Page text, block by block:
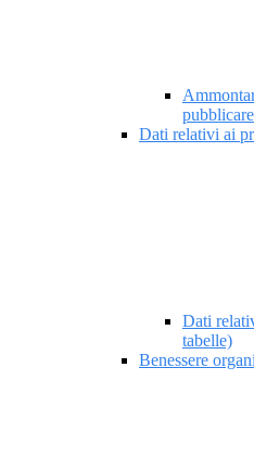
Dati relativi ai
Dati
tabelle)
Benessere